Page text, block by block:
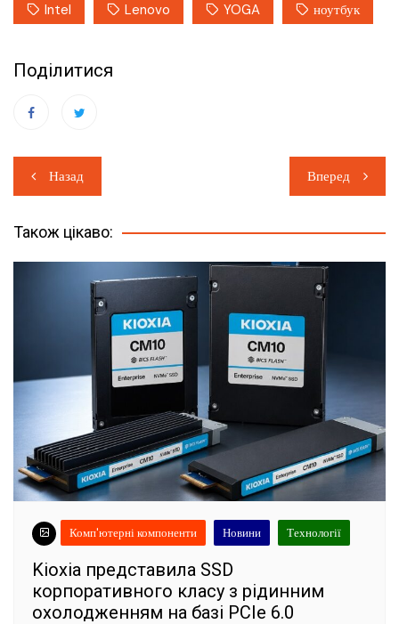
Intel Lenovo YOGA ноутбук
Поділитися
Навігація
записів
Назад Вперед
Також цікаво:
Комп'ютерні компоненти Новини Технології
Kioxia представила SSD
корпоративного класу з рідинним
охолодженням на базі PCIe 6.0